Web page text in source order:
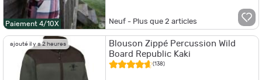
Paiement 4/10X Neuf - Plus que2 articles
ajouté il y a 2 heures
Blouson Zippé Percussion Wild
Board Republic Kaki
(138)